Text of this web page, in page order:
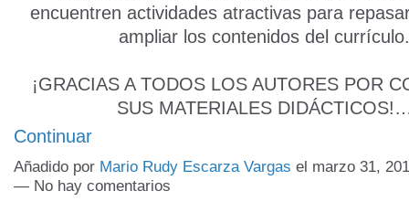
encuentren actividades atractivas para
ampliar los contenidos del currículo.
¡GRACIAS A TODOS LOS AUTORES POR
SUS MATERIALES
Continuar
Añadido por Mario Rudy Escarza Vargas el marzo 31,
— No hay comentarios